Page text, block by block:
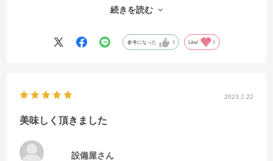
２回目購入した時はちゃんと、混ぜて食べました、色々と具が入って
続きを読む
参考になった 0 Like! 0
2023.2.22
美味しく頂きました
設備屋さん